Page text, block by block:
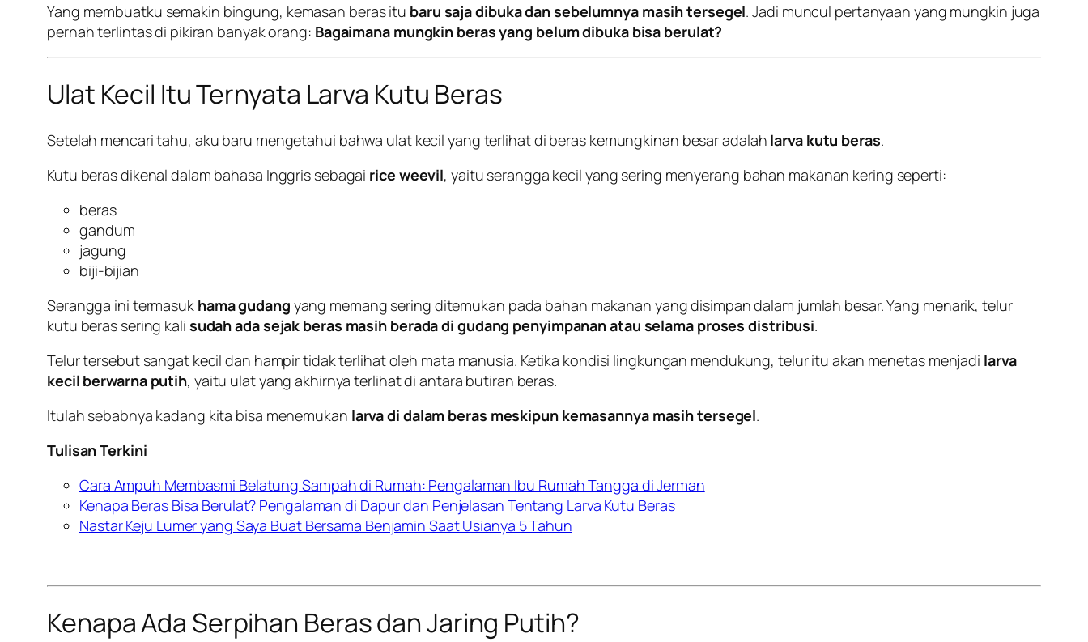
Yang membuatku semakin bingung, kemasan beras itu baru saja dibuka dan sebelumnya masih tersegel. Jadi muncul pertanyaan yang mungkin juga
pernah terlintas di pikiran banyak orang: Bagaimana mungkin beras yang belum dibuka bisa berulat?
Ulat Kecil Itu Ternyata Larva Kutu Beras
Setelah mencari tahu, aku baru mengetahui bahwa ulat kecil yang terlihat di beras kemungkinan besar adalah larva kutu beras.
Kutu beras dikenal dalam bahasa Inggris sebagai rice weevil, yaitu serangga kecil yang sering menyerang bahan makanan kering seperti:
beras
gandum
jagung
biji-bijian
Serangga ini termasuk hama gudang yang memang sering ditemukan pada bahan makanan yang disimpan dalam jumlah besar. Yang menarik, telur
kutu beras sering kali sudah ada sejak beras masih berada di gudang penyimpanan atau selama proses distribusi.
Telur tersebut sangat kecil dan hampir tidak terlihat oleh mata manusia. Ketika kondisi lingkungan mendukung, telur itu akan menetas menjadi larva
kecil berwarna putih, yaitu ulat yang akhirnya terlihat di antara butiran beras.
Itulah sebabnya kadang kita bisa menemukan larva di dalam beras meskipun kemasannya masih tersegel.
Tulisan Terkini
Cara Ampuh Membasmi Belatung Sampah di Rumah: Pengalaman Ibu Rumah Tangga di Jerman
Kenapa Beras Bisa Berulat? Pengalaman di Dapur dan Penjelasan Tentang Larva Kutu Beras
Nastar Keju Lumer yang Saya Buat Bersama Benjamin Saat Usianya 5 Tahun
Kenapa Ada Serpihan Beras dan Jaring Putih?